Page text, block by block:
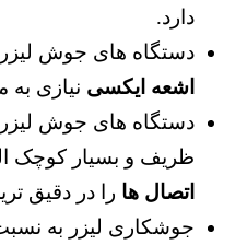
دارد.
دستگاه‌ های جوش لیزر
اشعه ایکسی نیازی
دستگاه ‌های جوش لیزر
ظریف و بسیار کوچک
اتصال ها را در دقیق
جوشکاری لیزر به